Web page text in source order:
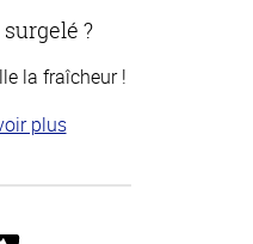
?
la fraîcheur !
plus